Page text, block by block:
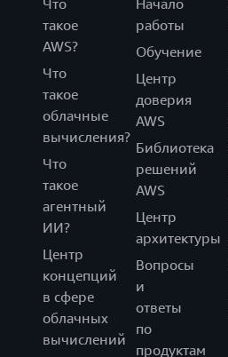
Что
такое
AWS?
Что
такое
облачные
вычисления?
Что
такое
агентный
ИИ?
Центр
концепций
в сфере
облачных
вычислений
Начало
работы
Обучение
Центр
доверия
AWS
Библиотека
решений
AWS
Центр
архитектуры
Вопросы
и
ответы
по
продуктам